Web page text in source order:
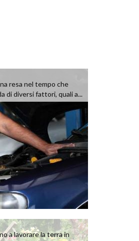
resa nel tempo che
di diversi fattori, quali a...
a lavorare la terra in